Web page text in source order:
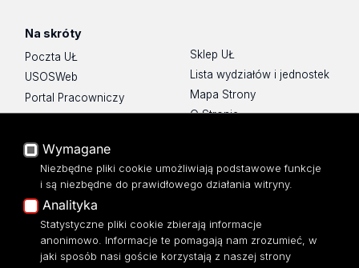
Na skróty
Poczta UŁ
USOSWeb
Portal Pracowniczy
Baza Aktów Własnych
Moodle
Eksperci UŁ
Polityka Prywatności
Dostępność
Sklep UŁ
Lista wydziałów i jednostek
Mapa Strony
O Stronie
Wymagane
Niezbędne pliki cookie umożliwiają podstawowe funkcje
i są niezbędne do prawidłowego działania witryny.
Analityka
Statystyczne pliki cookie zbierają informacje
anonimowo. Informacje te pomagają nam zrozumieć, w
jaki sposób nasi goście korzystają z naszej strony